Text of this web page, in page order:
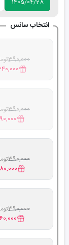
1405/04/28
انتخاب سانس
390,000
390,000
90,000
390,000
80,000
390,000
60,000